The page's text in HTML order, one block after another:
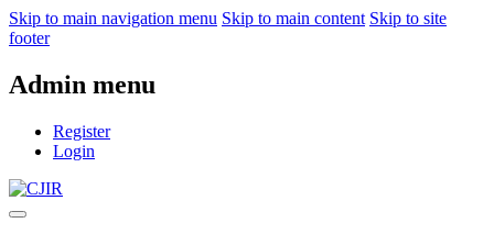
Skip to main navigation menu Skip to main content Skip to site
footer
Admin menu
Register
Login